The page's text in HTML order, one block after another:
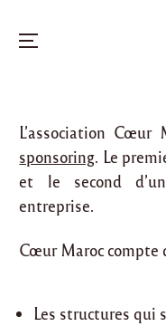
content
Menu
L’association
sponsoring. Le
et le second
entreprise.
Cœur Maroc compte
Les structures qui